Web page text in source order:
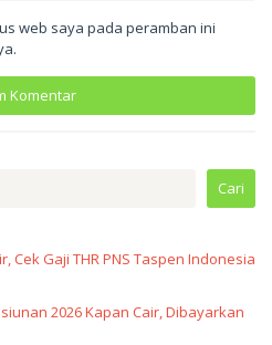
web saya pada peramban ini
Cari
Cek Gaji THR PNS Taspen Indonesia
2026 Kapan Cair, Dibayarkan